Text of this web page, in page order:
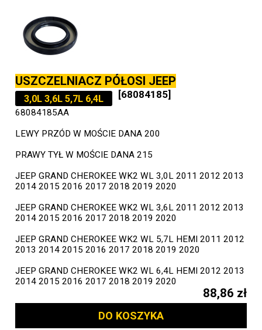
USZCZELNIACZ PÓŁOSI JEEP
3,0L 3,6L 5,7L 6,4L [68084185]
68084185AA
LEWY PRZÓD W MOŚCIE DANA 200
PRAWY TYŁ W MOŚCIE DANA 215
JEEP GRAND CHEROKEE WK2 WL 3,0L 2011 2012 2013
2014 2015 2016 2017 2018 2019 2020
JEEP GRAND CHEROKEE WK2 WL 3,6L 2011 2012 2013
2014 2015 2016 2017 2018 2019 2020
JEEP GRAND CHEROKEE WK2 WL 5,7L HEMI 2011 2012
2013 2014 2015 2016 2017 2018 2019 2020
JEEP GRAND CHEROKEE WK2 WL 6,4L HEMI 2012 2013
2014 2015 2016 2017 2018 2019 2020
88,86 zł
DO KOSZYKA